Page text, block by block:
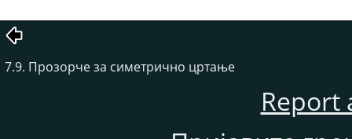
7.9. Прозорче за симетрично цртање
Report